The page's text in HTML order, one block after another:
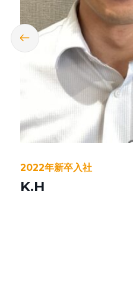
2022年新卒入社
K.H